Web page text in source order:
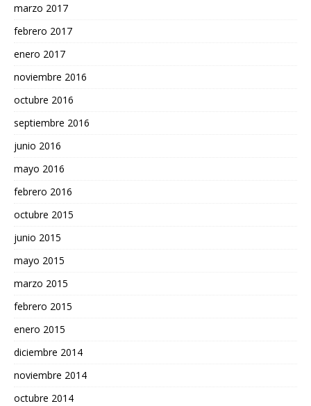
marzo 2017
febrero 2017
enero 2017
noviembre 2016
octubre 2016
septiembre 2016
junio 2016
mayo 2016
febrero 2016
octubre 2015
junio 2015
mayo 2015
marzo 2015
febrero 2015
enero 2015
diciembre 2014
noviembre 2014
octubre 2014